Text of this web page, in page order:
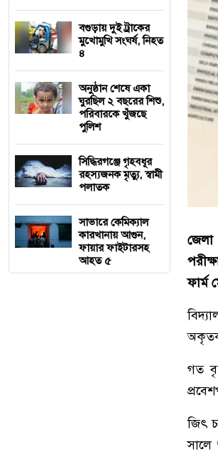
বগুড়ায় দুই ট্রাকের
মুখোমুখি সংঘর্ষ, নিহত
৪
অনুষ্ঠান শেষে একা
ঘুরছিল ২ বছরের শিশু,
পরিবারকে খুঁজছে
পুলিশ
সিদ্ধিরগঞ্জে গৃহবধূর
রহস্যজনক মৃত্যু, স্বামী
পলাতক
সাভারে কেমিক্যাল
কারখানায় আগুন,
ফায়ার ফাইটারসহ
আহত ৫
জেলা
ফার্ম
গত
জিৎ
সালে